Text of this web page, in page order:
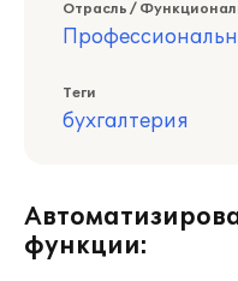
Отрасль /
Теги
бухгалтерия
функции: